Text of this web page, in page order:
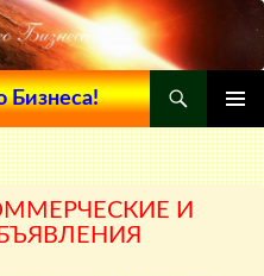
Бизнеса!
МЕНЮ
И